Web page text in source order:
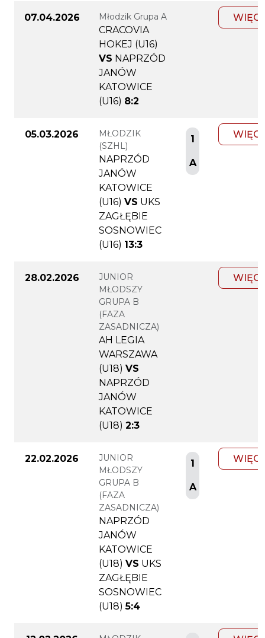
07.04.2026 Młodzik Grupa A
CRACOVIA
HOKEJ (U16)
VS NAPRZÓD
JANÓW
KATOWICE
(U16) 8:2
05.03.2026
MŁODZIK
(SZHL)
NAPRZÓD
JANÓW
KATOWICE
(U16) VS UKS
ZAGŁĘBIE
SOSNOWIEC
(U16) 13:3
1
A
28.02.2026
JUNIOR
MŁODSZY
GRUPA B
(FAZA
ZASADNICZA)
AH LEGIA
WARSZAWA
(U18) VS
NAPRZÓD
JANÓW
KATOWICE
(U18) 2:3
22.02.2026
JUNIOR
MŁODSZY
GRUPA B
(FAZA
ZASADNICZA)
NAPRZÓD
JANÓW
KATOWICE
(U18) VS UKS
ZAGŁĘBIE
SOSNOWIEC
(U18) 5:4
1
A